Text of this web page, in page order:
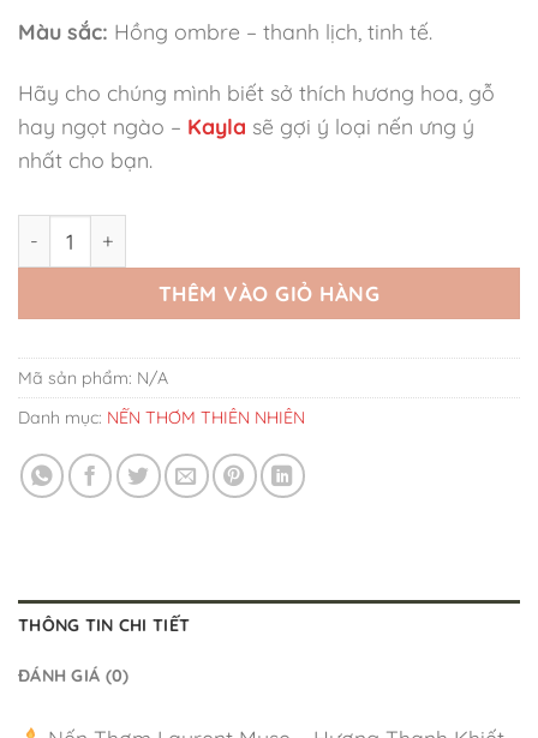
Màu sắc: Hồng ombre – thanh lịch, tinh tế.
Hãy cho chúng mình biết sở thích hương hoa, gỗ
hay ngọt ngào – Kayla sẽ gợi ý loại nến ưng ý
nhất cho bạn.
THÊM VÀO GIỎ HÀNG
Mã sản phẩm: N/A
Danh mục: NẾN THƠM THIÊN NHIÊN
THÔNG TIN CHI TIẾT
ĐÁNH GIÁ (0)